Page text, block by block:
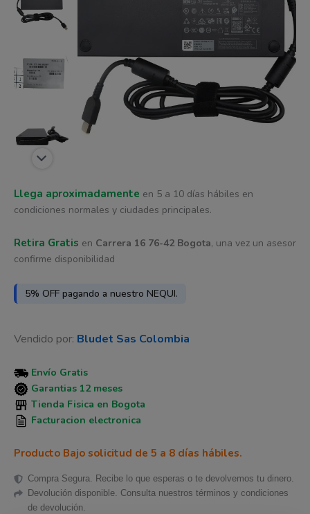
Llega aproximadamente en 5 a 10 días hábiles en
condiciones normales y ciudades principales.
Retira Gratis en Carrera 16 76-42 Bogota, una vez un asesor
confirme disponibilidad
5% OFF pagando a nuestro NEQUI.
Vendido por: Bludet Sas Colombia
Envío Gratis
Garantias 12 meses
Tienda Fisica en Bogota
Facturacion electronica
Producto Bajo solicitud de 5 a 8 días hábiles.
Compra Segura. Recibe lo que esperas o te devolvemos tu dinero.
Devolución disponible. Consulta nuestros términos y condiciones
de devolución.
$ 412.313.
15.0A
cantidad